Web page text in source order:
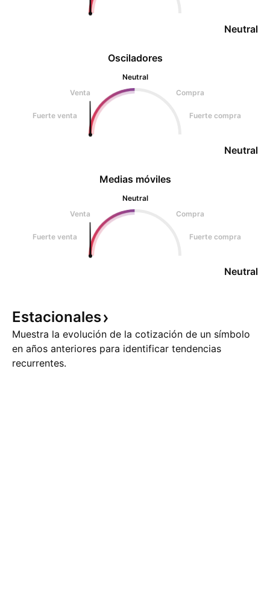
Osciladores
Neutral
Venta
Compra
Fuerte venta Fuerte compra
Neutral
Neutral
Medias móviles
Neutral
Venta
Compra
Fuerte venta Fuerte compra
Neutral
Estacionales
Muestra la evolución de la cotización de un símbolo
en años anteriores para identificar tendencias
recurrentes.